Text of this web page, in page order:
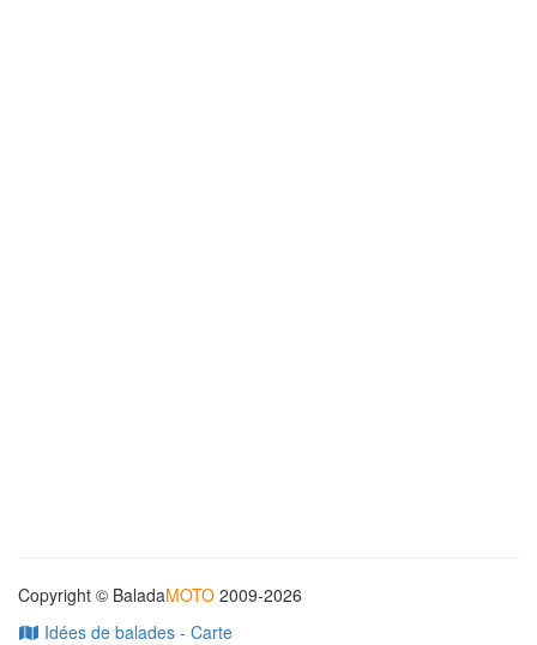
Copyright © BaladaMOTO 2009-2026
Idées de balades - Carte